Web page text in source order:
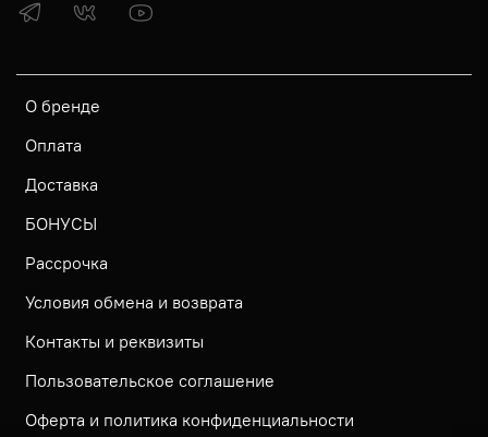
О бренде
Оплата
Доставка
БОНУСЫ
Рассрочка
Условия обмена и возврата
Контакты и реквизиты
Пользовательское соглашение
Оферта и политика конфиденциальности